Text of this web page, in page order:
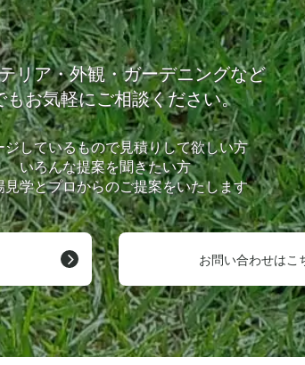
リア・外観・ガーデニングなど
もお気軽にご相談ください。
ジしているもので見積りして欲しい方
いろんな提案を聞きたい方
見学とプロからのご提案をいたします
お問い合わせはこ